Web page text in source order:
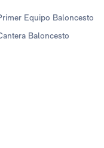
Equipo Baloncesto
Baloncesto